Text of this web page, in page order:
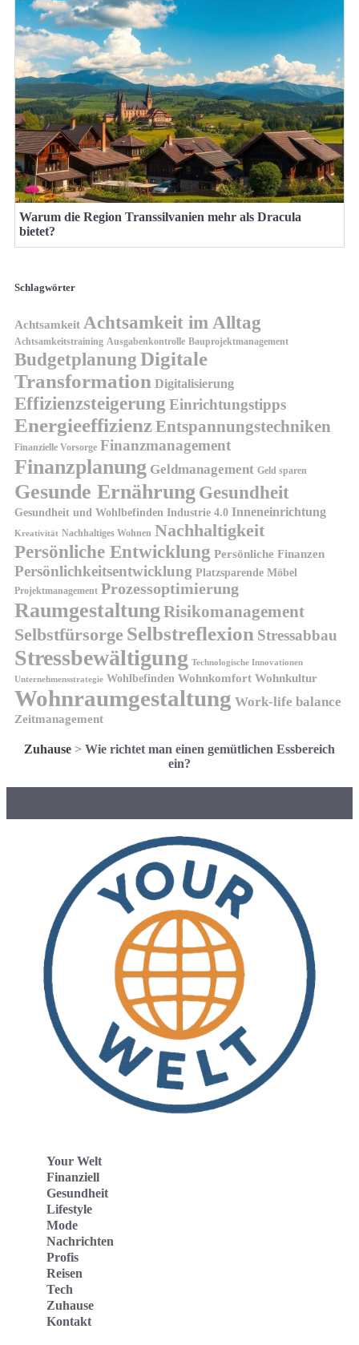
Warum die Region Transsilvanien mehr als Dracula
bietet?
Schlagwörter
Achtsamkeit Achtsamkeit im Alltag
Achtsamkeitstraining Ausgabenkontrolle Bauprojektmanagement
BudgetplanungDigitale
Transformation Digitalisierung
Effizienzsteigerung Einrichtungstipps
EnergieeffizienzEntspannungstechniken
Finanzielle Vorsorge Finanzmanagement
Finanzplanung Geldmanagement Geld sparen
Gesunde Ernährung Gesundheit
Gesundheit und Wohlbefinden Industrie 4.0 Inneneinrichtung
Kreativität Nachhaltiges Wohnen Nachhaltigkeit
Persönliche Entwicklung Persönliche Finanzen
Persönlichkeitsentwicklung Platzsparende Möbel
Projektmanagement Prozessoptimierung
Raumgestaltung Risikomanagement
Selbstfürsorge Selbstreflexion Stressabbau
Stressbewältigung Technologische Innovationen
Unternehmensstrategie Wohlbefinden Wohnkomfort Wohnkultur
Wohnraumgestaltung Work-life balance
Zeitmanagement
Zuhause > Wie richtet man einen gemütlichen Essbereich
ein?
Your Welt
Finanziell
Gesundheit
Lifestyle
Mode
Nachrichten
Profis
Reisen
Tech
Zuhause
Kontakt